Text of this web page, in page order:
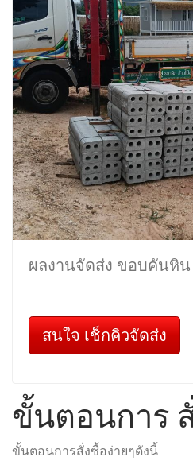
ผลงานจัดส่ง ขอบคันหิน
สนใจ เช็กคิวจัดส่ง
ขั้นตอนการ
ขั้นตอนการสั่งซื้อง่ายๆดังนี้